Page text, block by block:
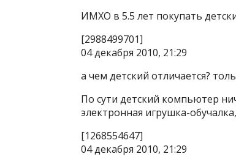
ИМХО в 5.5 лет покупать
[2988499701]
04 декабря 2010, 21:29
а чем детский отличается?
По сути детский компьютер
электронная игрушка-
[1268554647]
04 декабря 2010, 21:29